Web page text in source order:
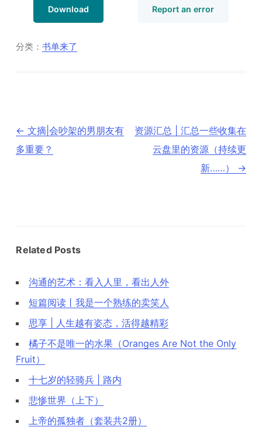
Download Report an error
分类：书单来了
文
章
导
← 文摘|会吵架的男朋友有
多重要？
资源汇总 | 汇总一些收集在
云盘里的资源（持续更
新……）
→
Related Posts
沟通的艺术：看入人里，看出人外
短篇阅读丨我是一个熟练的卖笑人
思享 | 人生越有姿态，活得越精彩
橘子不是唯一的水果（Oranges Are Not the Only
Fruit）
十七岁的轻骑兵 | 路内
悲惨世界（上下）
上帝的孤独者（套装共2册）